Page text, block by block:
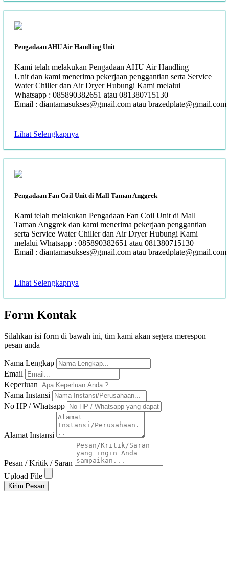
Pengadaan AHU Air Handling Unit
Kami telah melakukan Pengadaan AHU Air Handling
Unit dan kami menerima pekerjaan penggantian serta Service
Water Chiller dan Air Dryer Hubungi Kami melalui
Whatsapp : 085890382651 atau 081380715130
Email : diantamasukses@gmail.com atau brazedplate@gmail.com
Lihat Selengkapnya
Pengadaan Fan Coil Unit di Mall Taman Anggrek
Kami telah melakukan Pengadaan Fan Coil Unit di Mall
Taman Anggrek dan kami menerima pekerjaan penggantian
serta Service Water Chiller dan Air Dryer Hubungi Kami
melalui Whatsapp : 085890382651 atau 081380715130
Email : diantamasukses@gmail.com atau brazedplate@gmail.com
Lihat Selengkapnya
Form Kontak
Silahkan isi form di bawah ini, tim kami akan segera merespon
pesan anda
Nama Lengkap
Email
Keperluan
Nama Instansi
No HP / Whatsapp
Alamat Instansi
Pesan / Kritik / Saran
Upload File
Kirim Pesan